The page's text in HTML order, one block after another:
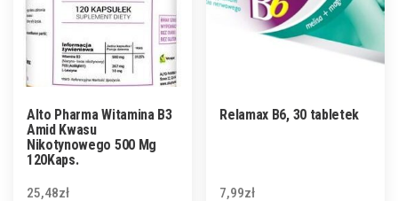
Alto Pharma Witamina B3
Amid Kwasu
Nikotynowego 500 Mg
120Kaps.
25,48zł
Relamax B6, 30 tabletek
7,99zł